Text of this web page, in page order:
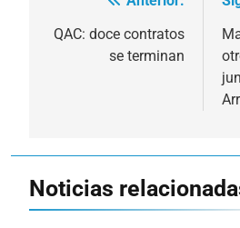
Navegación
de
QAC: doce contratos
se terminan
Noticias